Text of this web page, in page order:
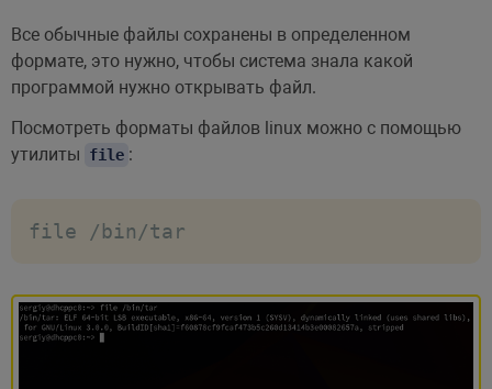
Все обычные файлы сохранены в определенном
формате, это нужно, чтобы система знала какой
программой нужно открывать файл.
Посмотреть форматы файлов linux можно с помощью
утилиты
file :
file /bin/tar